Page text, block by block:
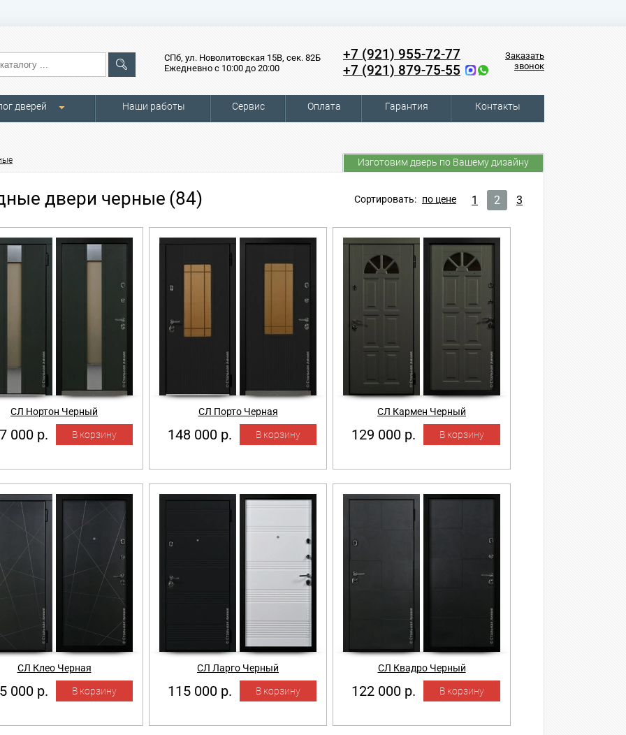
СПб, ул. Новолитовская 15В, сек. 82Б
Ежедневно с 10:00 до 20:00
+7 (921) 955-72-77
+7 (921) 879-75-55
Заказать
звонок
дверей Наши работы Сервис Оплата Гарантия Контакты
Изготовим дверь по Вашему дизайну
двери черные (84) 1 2 3
Сортировать: по цене
СЛ Нортон Черный
000 р.
СЛ Порто Черная
148 000 р.
СЛ Кармен Черный
129 000 р.
СЛ Клео Черная
000 р.
СЛ Ларго Черный
115 000 р.
СЛ Квадро Черный
122 000 р.